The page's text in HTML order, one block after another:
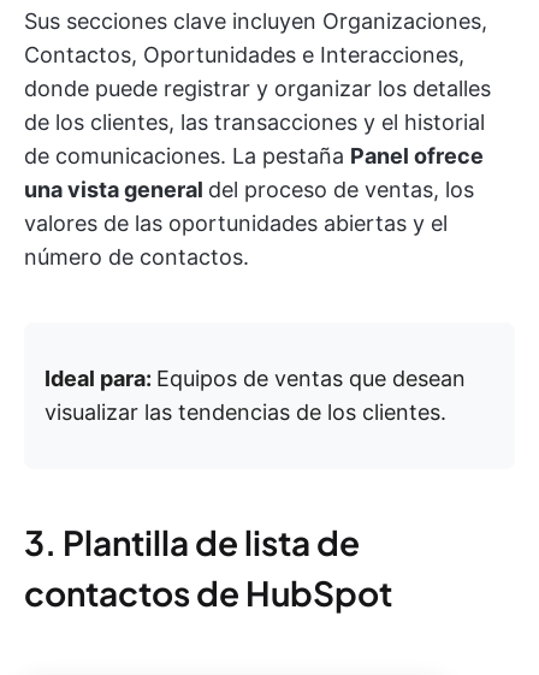
Sus secciones clave incluyen Organizaciones,
Contactos, Oportunidades e Interacciones,
donde puede registrar y organizar los detalles
de los clientes, las transacciones y el historial
de comunicaciones. La pestaña Panel ofrece
una vista general del proceso de ventas, los
valores de las oportunidades abiertas y el
número de contactos.
Ideal para: Equipos de ventas que desean
visualizar las tendencias de los clientes.
3. Plantilla de lista de
contactos de HubSpot